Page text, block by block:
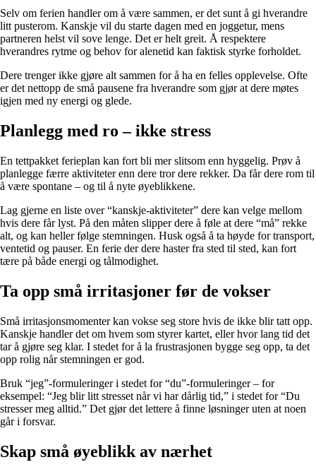
Selv om ferien handler om å være sammen, er det sunt å gi hverandre
litt pusterom. Kanskje vil du starte dagen med en joggetur, mens
partneren helst vil sove lenge. Det er helt greit. Å respektere
hverandres rytme og behov for alenetid kan faktisk styrke forholdet.
Dere trenger ikke gjøre alt sammen for å ha en felles opplevelse. Ofte
er det nettopp de små pausene fra hverandre som gjør at dere møtes
igjen med ny energi og glede.
Planlegg med ro – ikke stress
En tettpakket ferieplan kan fort bli mer slitsom enn hyggelig. Prøv å
planlegge færre aktiviteter enn dere tror dere rekker. Da får dere rom til
å være spontane – og til å nyte øyeblikkene.
Lag gjerne en liste over “kanskje-aktiviteter” dere kan velge mellom
hvis dere får lyst. På den måten slipper dere å føle at dere “må” rekke
alt, og kan heller følge stemningen. Husk også å ta høyde for transport,
ventetid og pauser. En ferie der dere haster fra sted til sted, kan fort
tære på både energi og tålmodighet.
Ta opp små irritasjoner før de vokser
Små irritasjonsmomenter kan vokse seg store hvis de ikke blir tatt opp.
Kanskje handler det om hvem som styrer kartet, eller hvor lang tid det
tar å gjøre seg klar. I stedet for å la frustrasjonen bygge seg opp, ta det
opp rolig når stemningen er god.
Bruk “jeg”-formuleringer i stedet for “du”-formuleringer – for
eksempel: “Jeg blir litt stresset når vi har dårlig tid,” i stedet for “Du
stresser meg alltid.” Det gjør det lettere å finne løsninger uten at noen
går i forsvar.
Skap små øyeblikk av nærhet